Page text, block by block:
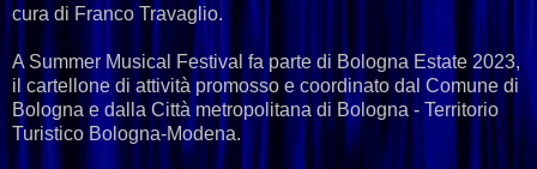
cura di Franco Travaglio.
A Summer Musical Festival fa parte di Bologna Estate 2023,
il cartellone di attività promosso e coordinato dal Comune di
Bologna e dalla Città metropolitana di Bologna - Territorio
Turistico Bologna-Modena.